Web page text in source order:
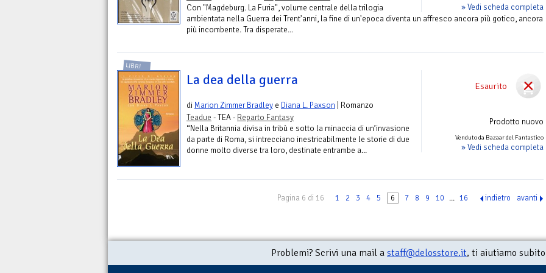
» Vedi scheda completa
Con "Magdeburg. La Furia", volume centrale della trilogia
ambientata nella Guerra dei Trent'anni, la fine di un'epoca diventa un affresco ancora più gotico, ancora
più incombente. Tra disperate...
Esaurito
Prodotto nuovo
Venduto da Bazaar del Fantastico
» Vedi scheda completa
LIBRI
La dea della guerra
di Marion Zimmer Bradley e Diana L. Paxson | Romanzo
Teadue - TEA - Reparto Fantasy
“Nella Britannia divisa in tribù e sotto la minaccia di un’invasione
da parte di Roma, si intrecciano inestricabilmente le storie di due
donne molto diverse tra loro, destinate entrambe a...
Pagina 6 di 16 1 2 3 4 5 6 7 8 9 10 ... 16 indietro avanti
Problemi? Scrivi una mail a staff@delosstore.it, ti aiutiamo